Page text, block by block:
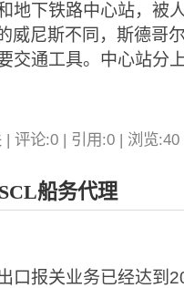
地下铁路中心站，被
威尼斯不同，斯德哥
交通工具。中心站分
评论:0 | 引用:0 | 浏览:40
船务代理
口报关业务已经达到